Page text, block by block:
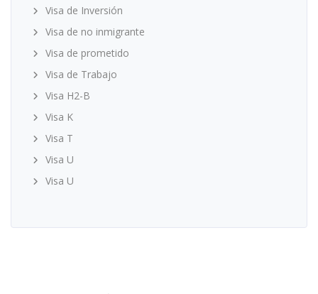
Visa de Inversión
Visa de no inmigrante
Visa de prometido
Visa de Trabajo
Visa H2-B
Visa K
Visa T
Visa U
Visa U